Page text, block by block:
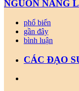
NGUỒN NĂNG
phổ biến
gần đây
bình luận
CÁC ĐẠO